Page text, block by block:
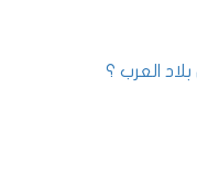
العرب ؟